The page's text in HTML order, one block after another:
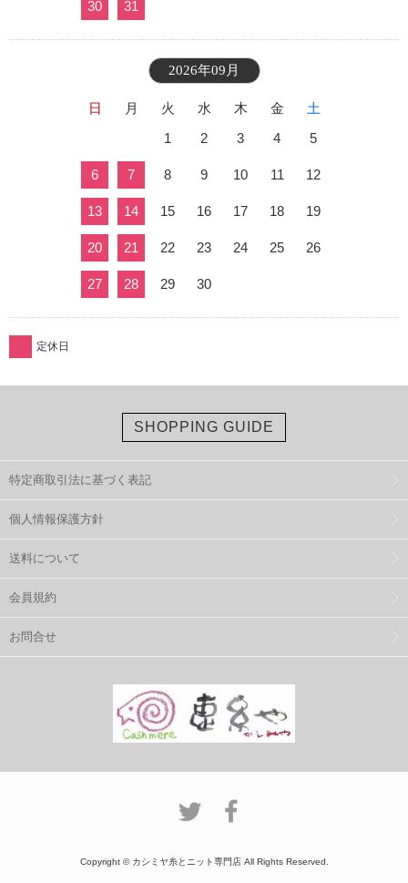
30 31
2026年09月
日 月 火 水 木 金
土
1
2 3 4 5
6 7 8 9 10 11 12
13 14 15 16 17 18 19
20 21 22 23 24 25 26
27 28 29 30
定休日
SHOPPING GUIDE
特定商取引法に基づく表記
個人情報保護方針
送料について
会員規約
お問合せ
Copyright © カシミヤ糸とニット専門店 All Rights Reserved.